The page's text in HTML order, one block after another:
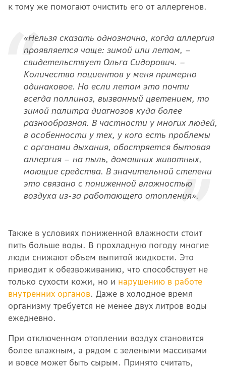
к тому же помогают очистить его от аллергенов.
«Нельзя сказать однозначно, когда аллергия
проявляется чаще: зимой или летом, –
свидетельствует Ольга Сидорович. –
Количество пациентов у меня примерно
одинаковое. Но если летом это почти
всегда поллиноз, вызванный цветением, то
зимой палитра диагнозов куда более
разнообразная. В частности у многих людей,
в особенности у тех, у кого есть проблемы
с органами дыхания, обостряется бытовая
аллергия – на пыль, домашних животных,
моющие средства. В значительной степени
это связано с пониженной влажностью
воздуха из-за работающего отопления».
Также в условиях пониженной влажности стоит
пить больше воды. В прохладную погоду многие
люди снижают объем выпитой жидкости. Это
приводит к обезвоживанию, что способствует не
только сухости кожи, но и нарушению в работе
внутренних органов. Даже в холодное время
организму требуется не менее двух литров воды
ежедневно.
При отключенном отоплении воздух становится
более влажным, а рядом с зелеными массивами
и вовсе может быть сырым. Принято считать,